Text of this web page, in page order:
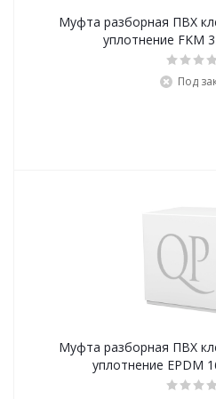
Муфта разборная ПВХ
уплотнение FKM
Под
Муфта разборная ПВХ
уплотнение EPDM